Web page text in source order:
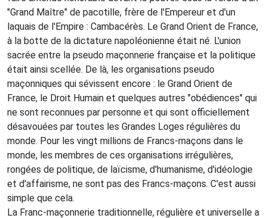
"Grand Maître" de pacotille, frère de l'Empereur et d'un
laquais de l'Empire : Cambacérès. Le Grand Orient de France,
à la botte de la dictature napoléonienne était né. L'union
sacrée entre la pseudo maçonnerie française et la politique
était ainsi scellée. De là, les organisations pseudo
maçonniques qui sévissent encore : le Grand Orient de
France, le Droit Humain et quelques autres "obédiences" qui
ne sont reconnues par personne et qui sont officiellement
désavouées par toutes les Grandes Loges régulières du
monde. Pour les vingt millions de Francs-maçons dans le
monde, les membres de ces organisations irrégulières,
rongées de politique, de laïcisme, d'humanisme, d'idéologie
et d'affairisme, ne sont pas des Francs-maçons. C'est aussi
simple que cela.
La Franc-maçonnerie traditionnelle, régulière et universelle a